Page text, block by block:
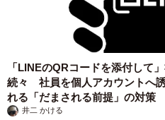
「LINEのQRコードを添付して
続々 社員を個人アカウントへ
れる「だまされる前提」の対策
井二 かける